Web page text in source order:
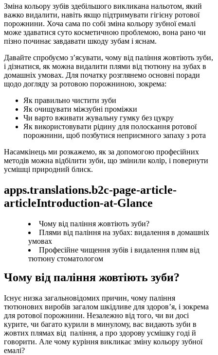
Зміна кольору зубів здебільшого викликана нальотом, який
важко видалити, навіть якщо підтримувати гігієну ротової
порожнини. Хоча сама по собі зміна кольору зубної емалі
може здаватися суто косметичною проблемою, вона рано чи
пізно починає завдавати шкоду зубам і яснам.
Давайте спробуємо з’ясувати, чому від паління жовтіють зуби,
і дізнатися, як можна видалити плями від тютюну на зубах в
домашніх умовах. Для початку розглянемо основні поради
щодо догляду за ротовою порожниною, зокрема:
Як правильно чистити зуби
Як очищувати міжзубні проміжки
Чи варто вживати жувальну гумку без цукру
Як використовувати рідину для полоскання ротової
порожнини, щоб позбутися неприємного запаху з рота
Насамкінець ми розкажемо, як за допомогою професійних
методів можна відбілити зуби, що змінили колір, і повернути
усмішці природний блиск.
apps.translations.b2c-page-article-
articleIntroduction-at-Glance
Чому від паління жовтіють зуби?
Плями від паління на зубах: видалення в домашніх
умовах
Професійне чищення зубів і видалення плям від
тютюну стоматологом
Чому від паління жовтіють зуби?
Існує низка загальновідомих причин, чому паління
тютюнових виробів загалом шкідливе для здоров’я, і зокрема
для ротової порожнини. Незалежно від того, чи ви досі
курите, чи багато курили в минулому, вас видають зуби в
жовтих плямах від  паління, а про здорову усмішку годі й
говорити. Але чому куріння викликає зміну кольору зубної
емалі?